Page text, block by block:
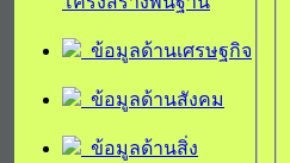
ข้อมูลด้านเศรษฐกิจ
ข้อมูลด้านสังคม
ข้อมูลด้านสิ่ง